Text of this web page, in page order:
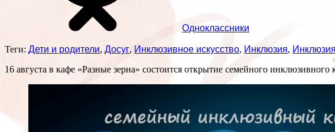
Одноклассники
Теги: Дети и родители, Досуг, Инклюзивное искусство, Инклюзия,
16 августа в кафе «Разные зерна» состоится открытие семейного